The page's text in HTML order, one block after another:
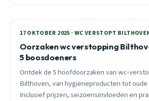
17 OKTOBER 2025 · WC VERSTOPT
Oorzaken wc verstopping
5 boosdoeners
Ontdek de 5 hoofdoorzaken van wc-
Bilthoven, van hygiëneproducten tot oude
Inclusief prijzen, seizoensinvloeden en